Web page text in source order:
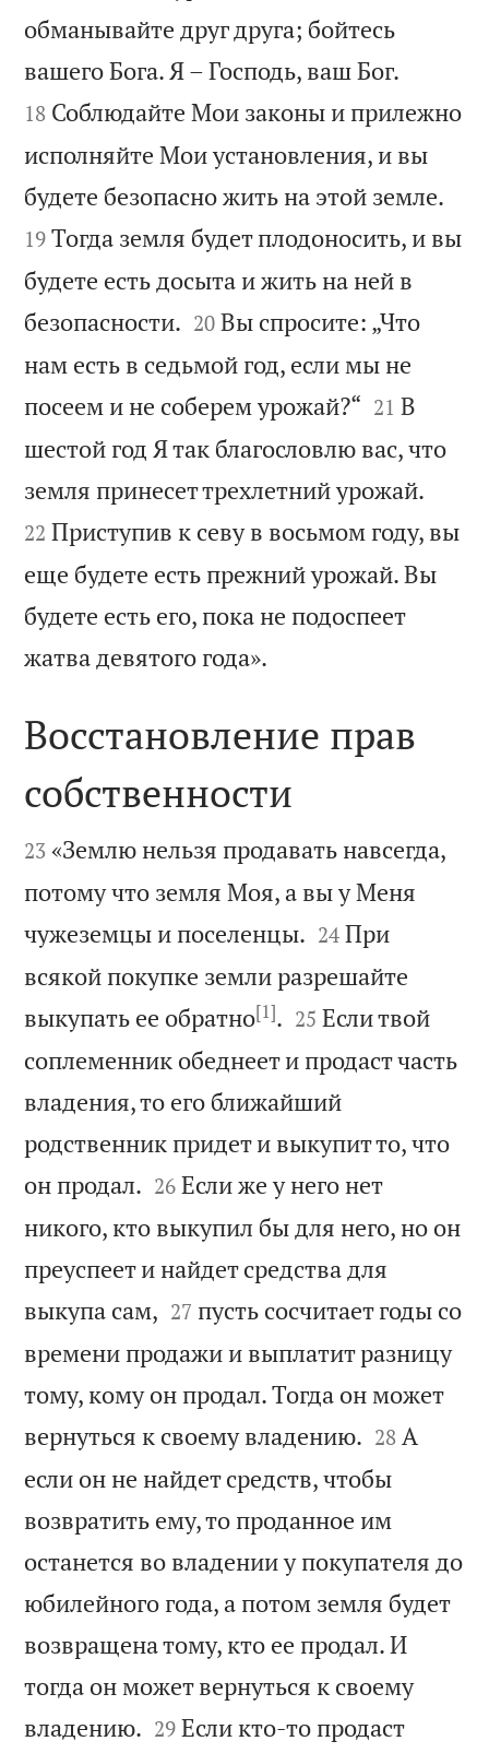
обманывайте друг друга; бойтесь
вашего Бога. Я – Господь, ваш Бог.
18 Соблюдайте Мои законы и прилежно
исполняйте Мои установления, и вы
будете безопасно жить на этой земле.
19 Тогда земля будет плодоносить, и вы
будете есть досыта и жить на ней в
безопасности. 

20 Вы спросите: „Что
нам есть в седьмой год, если мы не
посеем и не соберем урожай?“ 

21 В
шестой год Я так благословлю вас, что
земля принесет трехлетний урожай.
22 Приступив к севу в восьмом году, вы
еще будете есть прежний урожай. Вы
будете есть его, пока не подоспеет
жатва девятого года».

Восстановление прав
собственности

23 «Землю нельзя продавать навсегда,
потому что земля Моя, а вы у Меня
чужеземцы и поселенцы. 

24 При
всякой покупке земли разрешайте
выкупать ее обратно[1]. 

25 Если твой
соплеменник обеднеет и продаст часть
владения, то его ближайший
родственник придет и выкупит то, что
он продал. 

26 Если же у него нет
никого, кто выкупил бы для него, но он
преуспеет и найдет средства для
выкупа сам, 

27 пусть сосчитает годы со
времени продажи и выплатит разницу
тому, кому он продал. Тогда он может
вернуться к своему владению. 

28 А
если он не найдет средств, чтобы
возвратить ему, то проданное им
останется во владении у покупателя до
юбилейного года, а потом земля будет
возвращена тому, кто ее продал. И
тогда он может вернуться к своему
владению. 

29 Если кто-то продаст